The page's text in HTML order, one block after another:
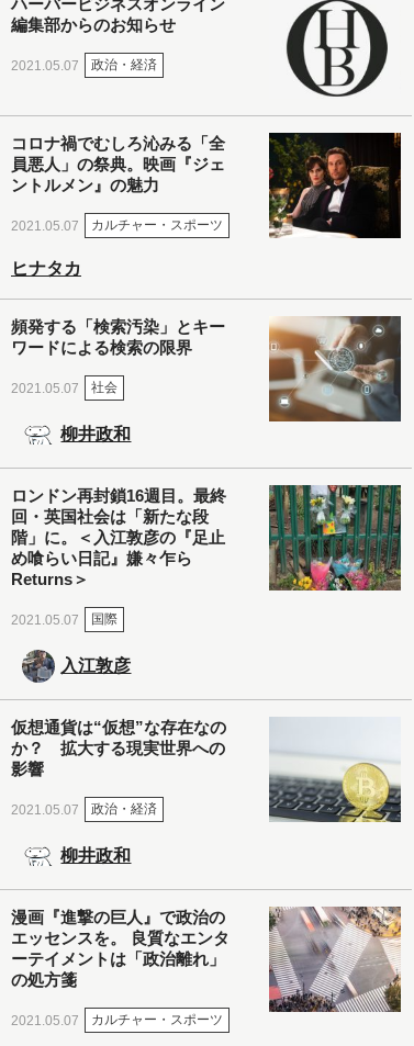
ハーバービジネスオンライン
編集部からのお知らせ
2021.05.07 政治・経済
コロナ禍でむしろ沁みる「全
員悪人」の祭典。映画『ジェ
ントルメン』の魅力
2021.05.07 カルチャー・スポーツ
ヒナタカ
頻発する「検索汚染」とキー
ワードによる検索の限界
2021.05.07 社会
柳井政和
ロンドン再封鎖16週目。最終
回・英国社会は「新たな段
階」に。＜入江敦彦の『足止
め喰らい日記』嫌々乍ら
Returns＞
2021.05.07 国際
入江敦彦
仮想通貨は“仮想”な存在なの
か？ 拡大する現実世界への
影響
2021.05.07 政治・経済
柳井政和
漫画『進撃の巨人』で政治の
エッセンスを。 良質なエンタ
ーテイメントは「政治離れ」
の処方箋
2021.05.07 カルチャー・スポーツ